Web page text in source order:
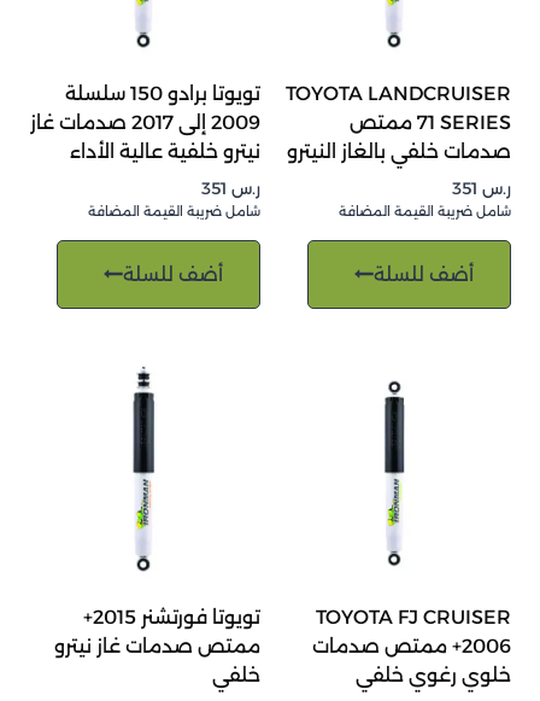
TOYOTA LANDCRUISER
71 SERIES ممتص
صدمات خلفي بالغاز النيترو
ر.س
شامل ضريبة القيمة المضافة
أضف للسلة
تويوتا برادو 150 سلسلة
2009 إلى 2017 صدمات غاز
نيترو خلفية عالية الأداء
ر.س
شامل ضريبة القيمة المضافة
أضف للسلة
TOYOTA FJ CRUISER
2006+ ممتص صدمات
خلوي رغوي خلفي
تويوتا فورتشنر 2015+
ممتص صدمات غاز نيترو
خلفي